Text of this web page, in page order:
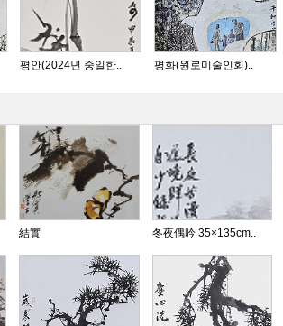
평안(2024년 중일한.. 평화(원로미술인회)..
結實 冬夜偶吟 35×135cm..